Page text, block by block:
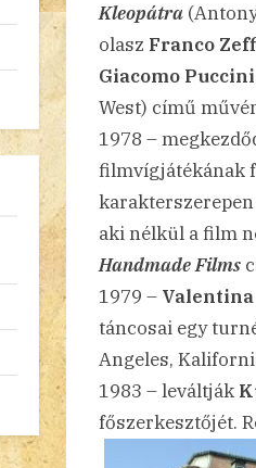
Kleopátra
olasz Franco
Giacomo Puccini
West) című
1978 –
filmvígjátékának
aki nélkül a film
Handmade Films
1979 –
táncosai egy
Angeles,
1983 – leváltják
főszerkesztőjét.